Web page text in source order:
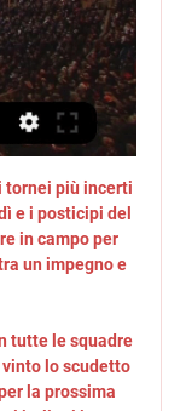
tornei più incerti
e i posticipi del
in campo per
un impegno e
tutte le squadre
lo scudetto
la prossima